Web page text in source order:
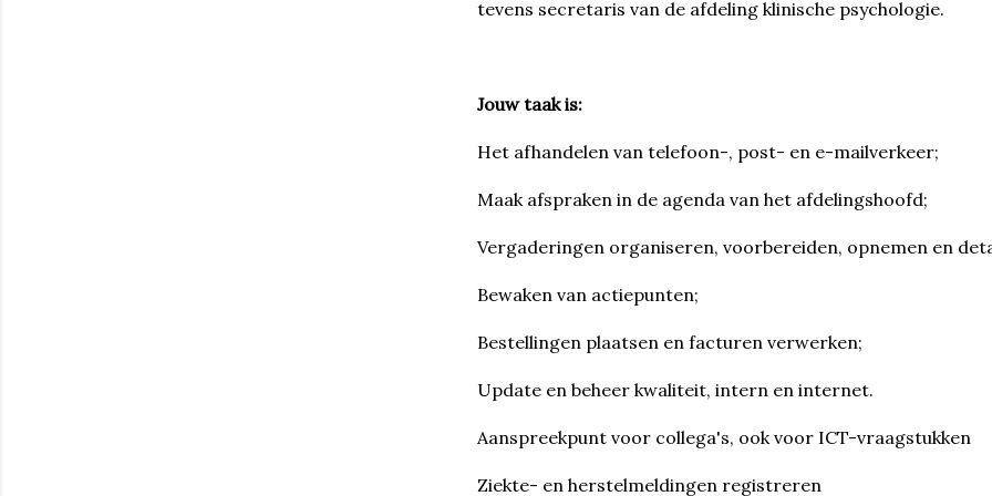
tevens secretaris van de afdeling klinische psychologie.
Jouw taak is:
Het afhandelen van telefoon-, post- en e-mailverkeer;
Maak afspraken in de agenda van het afdelingshoofd;
Vergaderingen organiseren, voorbereiden, opnemen en
Bewaken van actiepunten;
Bestellingen plaatsen en facturen verwerken;
Update en beheer kwaliteit, intern en internet.
Aanspreekpunt voor collega's, ook voor ICT-vraagstukken
Ziekte- en herstelmeldingen registreren